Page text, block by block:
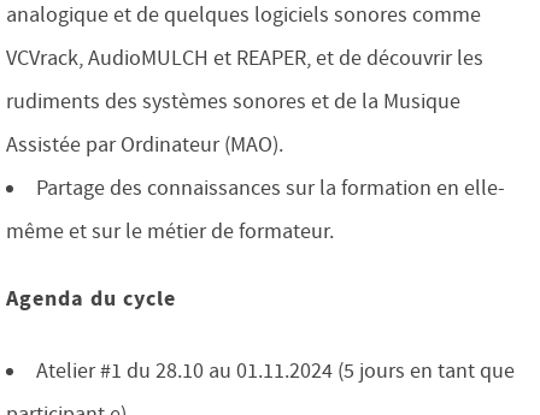
analogique et de quelques logiciels sonores comme
VCVrack, AudioMULCH et REAPER, et de découvrir les
rudiments des systèmes sonores et de la Musique
Assistée par Ordinateur (MAO).
Partage des connaissances sur la formation en elle-
même et sur le métier de formateur.
Agenda du cycle
Atelier #1 du 28.10 au 01.11.2024 (5 jours en tant que